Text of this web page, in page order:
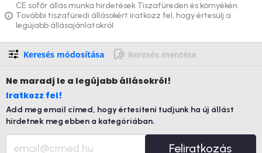
CE sofőr állás munka hirdetések Tiszafüreden és környékén.
További tiszafüredi állásokért iratkozz fel, hogy értesülj a
legújabb állásajánlatokról.
Keresés módosítása Keresés mentése
Ne maradj le a legújabb állásokról!
Iratkozz fel!
Add meg email címed, hogy értesíteni tudjunk ha új állást
hirdetnek meg ebben a kategóriában.
Feliratkozás